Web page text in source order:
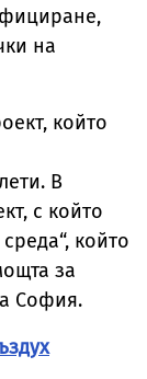
на
който
В
с който
който
за
София.